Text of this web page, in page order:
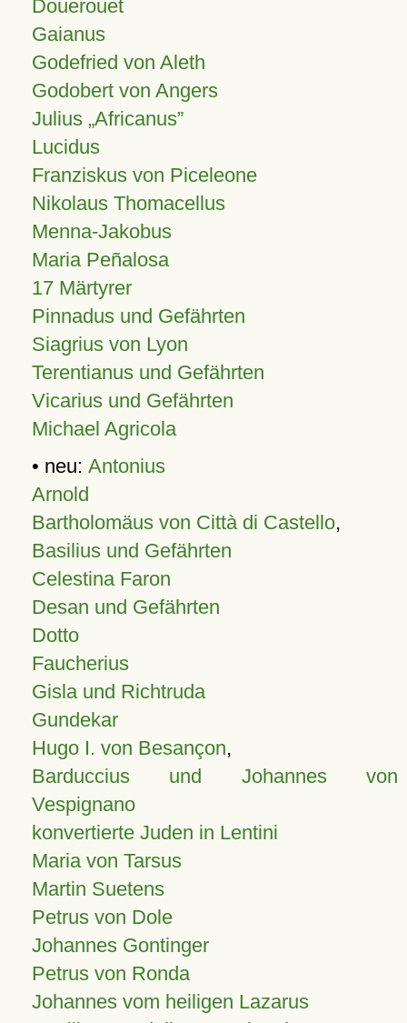
Douerouet
Gaianus
Godefried von Aleth
Godobert von Angers
Julius Africanus
Lucidus
Franziskus von Piceleone
Nikolaus Thomacellus
Menna-Jakobus
Maria Peñalosa
17 Märtyrer
Pinnadus und Gefährten
Siagrius von Lyon
Terentianus und Gefährten
Vicarius und Gefährten
Michael Agricola
• neu: Antonius
Arnold
Bartholomäus von Città di Castello,
Basilius und Gefährten
Celestina Faron
Desan und Gefährten
Dotto
Faucherius
Gisla und Richtruda
Gundekar
Hugo I. von Besançon,
Barduccius und Johannes von
Vespignano
konvertierte Juden in Lentini
Maria von Tarsus
Martin Suetens
Petrus von Dole
Johannes Gontinger
Petrus von Ronda
Johannes vom heiligen Lazarus